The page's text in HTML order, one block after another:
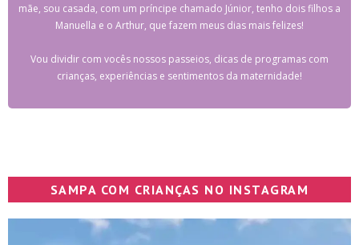
mãe, sou casada, com um príncipe chamado Júnior, tenho dois filhos a
Manuella e o Arthur, que fazem meus dias mais felizes!
Vou dividir com vocês nossos passeios, dicas de programas com
crianças, experiências e sentimentos da maternidade!
SAMPA COM CRIANÇAS NO INSTAGRAM